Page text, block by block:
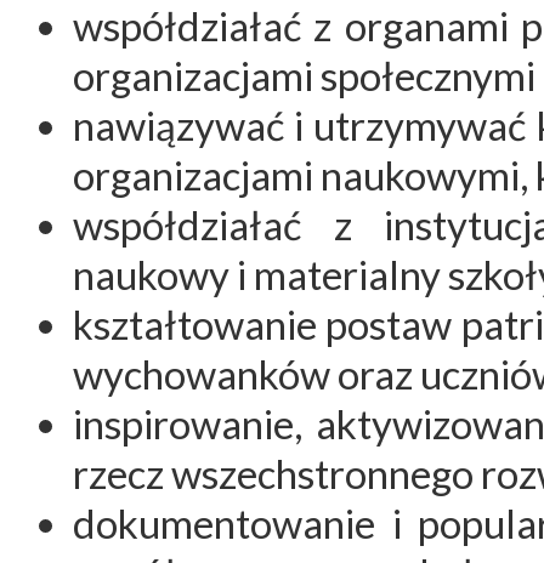
współdziałać z
organizacjami
nawiązywać i
organizacjami
współdziałać z
naukowy i materialny
kształtowanie postaw
wychowanków oraz
inspirowanie,
rzecz wszechstronnego
dokumentowanie i